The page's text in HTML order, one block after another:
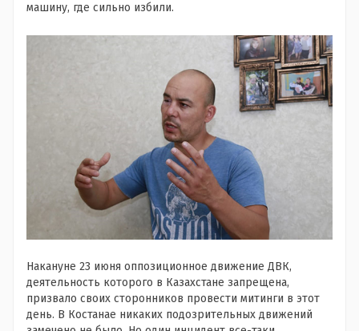
машину, где сильно избили.
Накануне 23 июня оппозиционное движение ДВК,
деятельность которого в Казахстане запрещена,
призвало своих сторонников провести митинги в этот
день. В Костанае никаких подозрительных движений